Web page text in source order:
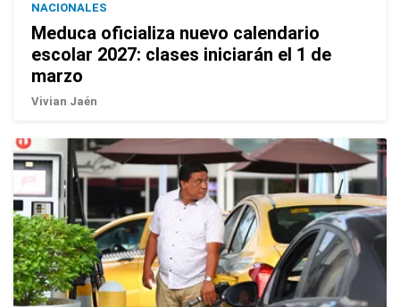
NACIONALES
Meduca oficializa nuevo calendario
escolar 2027: clases iniciarán el 1 de
marzo
Vivian Jaén